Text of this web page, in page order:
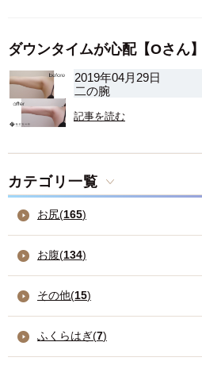
ダウンタイムが心配【Oさん
2019年04月29日
二の腕
記事を読む
カテゴリ一覧
お尻(165)
お腹(134)
その他(15)
ふくらはぎ(7)